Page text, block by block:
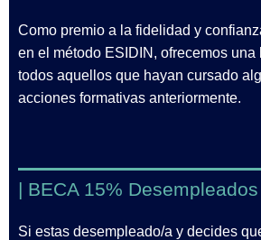
Como premio a la fidelidad y
en el método ESIDIN, ofrecemos una
todos aquellos que hayan cursado
acciones formativas anteriormente.
| BECA 15% Desempleados
Si estas desempleado/a y decides